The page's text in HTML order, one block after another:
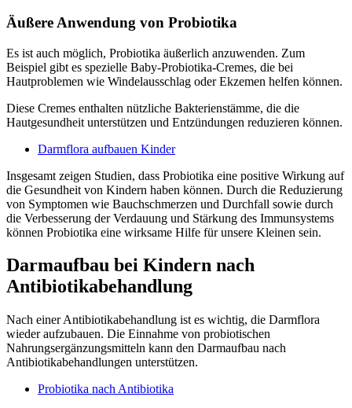
Äußere Anwendung von Probiotika
Es ist auch möglich, Probiotika äußerlich anzuwenden. Zum
Beispiel gibt es spezielle Baby-Probiotika-Cremes, die bei
Hautproblemen wie Windelausschlag oder Ekzemen helfen können.
Diese Cremes enthalten nützliche Bakterienstämme, die die
Hautgesundheit unterstützen und Entzündungen reduzieren können.
Darmflora aufbauen Kinder
Insgesamt zeigen Studien, dass Probiotika eine positive Wirkung auf
die Gesundheit von Kindern haben können. Durch die Reduzierung
von Symptomen wie Bauchschmerzen und Durchfall sowie durch
die Verbesserung der Verdauung und Stärkung des Immunsystems
können Probiotika eine wirksame Hilfe für unsere Kleinen sein.
Darmaufbau bei Kindern nach
Antibiotikabehandlung
Nach einer Antibiotikabehandlung ist es wichtig, die Darmflora
wieder aufzubauen. Die Einnahme von probiotischen
Nahrungsergänzungsmitteln kann den Darmaufbau nach
Antibiotikabehandlungen unterstützen.
Probiotika nach Antibiotika